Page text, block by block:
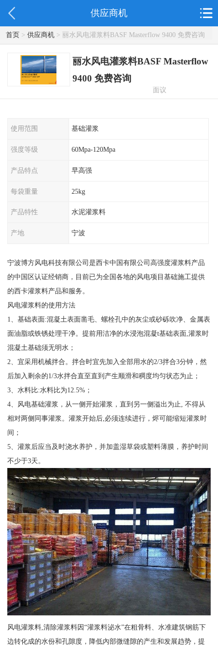
供应商机
首页> 供应商机> 丽水风电灌浆料BASF Masterflow 9400 免费咨询
丽水风电灌浆料BASF Masterflow
9400 免费咨询
面议
使用范围 基础灌浆
强度等级 60Mpa-120Mpa
产品特点 早高强
每袋重量 25kg
产品特性 水泥灌浆料
产地 宁波
宁波博方风电科技有限公司是西卡中国有限公司高强度灌浆料产品
的中国区认证经销商，目前已为全国各地的风电项目基础施工提供
的西卡灌浆料产品和服务。
风电灌浆料的使用方法
1、基础表面:混凝土表面凿毛、螺栓孔中的灰尘或砂砾吹净、金属表
面油脂或铁锈处理干净。提前用洁净的水浸泡混凝t基础表面,灌浆时
混凝土基础须无明水；
2、宜采用机械拌合。拌合时宜先加入全部用水的2/3拌合3分钟，然
后加入剩余的1/3水拌合直至直到产生顺滑和稠度均匀状态为止；
3、水料比:水料比为12.5%；
4、风电基础灌浆，从一侧开始灌浆，直到另一侧溢出为止, 不得从
相对两侧同事灌浆。灌浆开始后,必须连续进行，烬可能缩短灌浆时
间；
5、灌浆后应当及时浇水养护，并加盖湿草袋或塑料薄膜，养护时间
不少于3天。
风电灌浆料,清除灌浆料因“灌浆料泌水”在粗骨料、水准建筑钢筋下
边转化成的水份和孔隙度，降低內部微缝隙的产生和发展趋势，提